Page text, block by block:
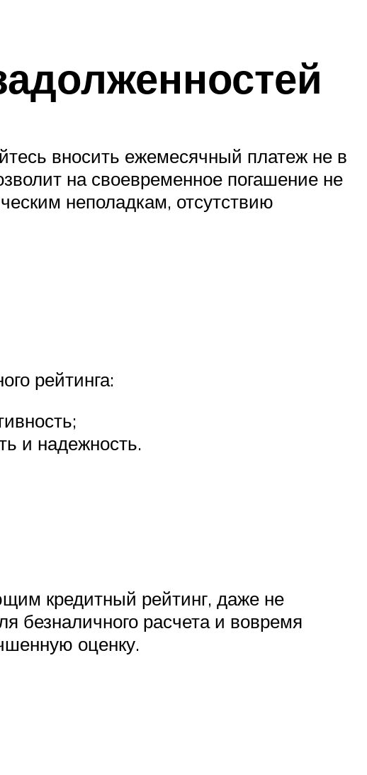
вносить ежемесячный платеж не в
на своевременное погашение не
неполадкам, отсутствию
рейтинга:
и надежность.
кредитный рейтинг, даже не
безналичного расчета и вовремя
оценку.